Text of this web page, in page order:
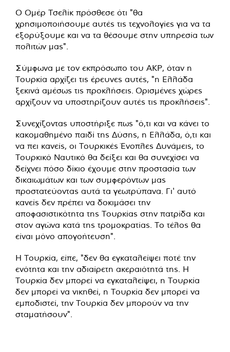
Ο Ομέρ Τσελίκ πρόσθεσε ότι "θα
χρησιμοποιήσουμε αυτές τις τεχνολογίες για να τα
εξορύξουμε και να τα θέσουμε στην υπηρεσία των
πολιτών μας".
Σύμφωνα με τον εκπρόσωπο του ΑΚΡ, όταν η
Τουρκία αρχίζει τις έρευνες αυτές, "η Ελλάδα
ξεκινά αμέσως τις προκλήσεις. Ορισμένες χώρες
αρχίζουν να υποστηρίζουν αυτές τις προκλήσεις".
Συνεχίζοντας υποστήριξε πως "ό,τι και να κάνει το
κακομαθημένο παιδί της Δύσης, η Ελλάδα, ό,τι και
να πει κανείς, οι Τουρκικές Ένοπλες Δυνάμεις, το
Τουρκικό Ναυτικό θα δείξει και θα συνεχίσει να
δείχνει πόσο δίκιο έχουμε στην προστασία των
δικαιωμάτων και των συμφερόντων μας
προστατεύοντας αυτά τα γεωτρύπανα. Γι' αυτό
κανείς δεν πρέπει να δοκιμάσει την
αποφασιστικότητα της Τουρκίας στην πατρίδα και
στον αγώνα κατά της τρομοκρατίας. Το τέλος θα
είναι μόνο απογοήτευση".
Η Τουρκία, είπε, "δεν θα εγκαταλείψει ποτέ την
ενότητα και την αδιαίρετη ακεραιότητά της. Η
Τουρκία δεν μπορεί να εγκαταλείψει, η Τουρκία
δεν μπορεί να νικηθεί, η Τουρκία δεν μπορεί να
εμποδιστεί, την Τουρκία δεν μπορούν να την
σταματήσουν".